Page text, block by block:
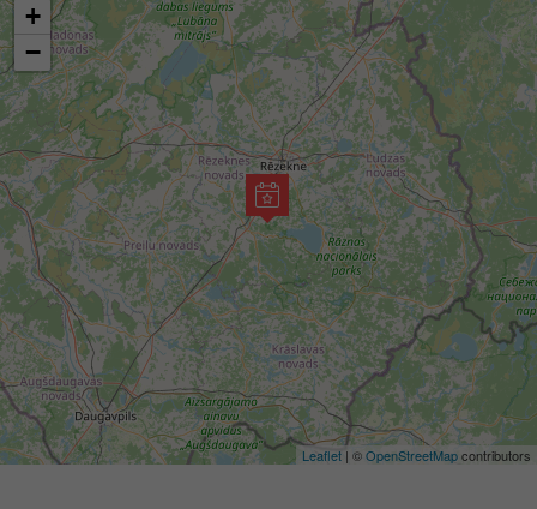
+
−
Leaflet | ©OpenStreetMapcontributors